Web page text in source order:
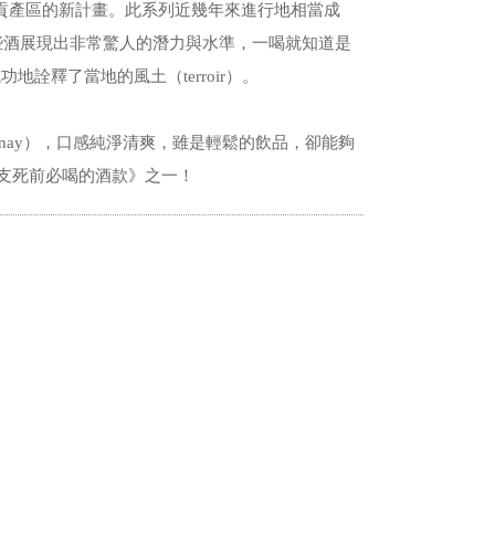
產區的新計畫。此系列近幾年來進行地相當成
展現出非常驚人的潛力與水準，一喝就知道是
地詮釋了當地的風土（terroir）。
），口感純淨清爽，雖是輕鬆的飲品，卻能夠
死前必喝的酒款》之一！